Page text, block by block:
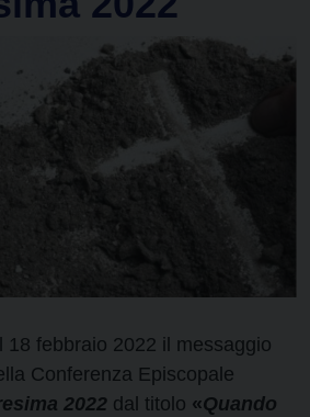
18 febbraio 2022 il messaggio
Conferenza Episcopale
2022 dal titolo «Quando